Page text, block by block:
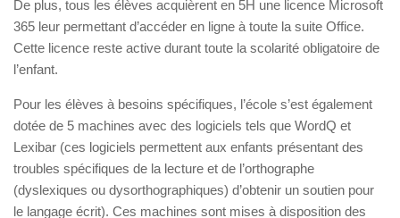
De plus, tous les élèves acquièrent en 5H une licence Microsoft
365 leur permettant d’accéder en ligne à toute la suite Office.
Cette licence reste active durant toute la scolarité obligatoire de
l’enfant.
Pour les élèves à besoins spécifiques, l’école s’est également
dotée de 5 machines avec des logiciels tels que WordQ et
Lexibar (ces logiciels permettent aux enfants présentant des
troubles spécifiques de la lecture et de l’orthographe
(dyslexiques ou dysorthographiques) d’obtenir un soutien pour
le langage écrit). Ces machines sont mises à disposition des